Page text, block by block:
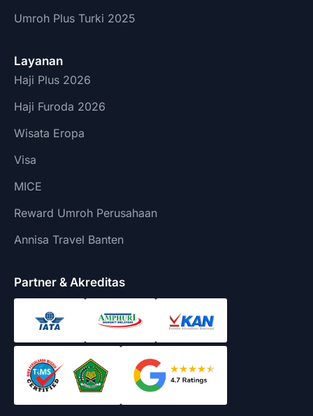
Umroh Plus Turki 2025
Layanan
Haji Plus 2026
Haji Furoda 2026
Wisata Eropa
Visa
MICE
Reward Umroh Perusahaan
Annisa Travel Banten
Partner & Akreditas